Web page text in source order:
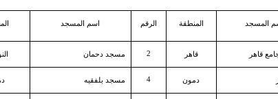
المسجد المنطقة الرقم اسم المسجد
قاهر قاهر 2 مسجد دحمان
دمون 4 مسجد بلفقيه